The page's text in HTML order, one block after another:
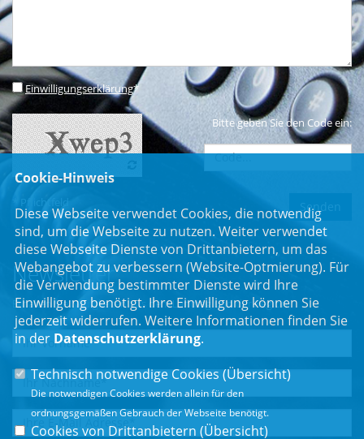
Einwilligungserklärung*
Bitte geben Sie den Code ein:
* Pflichtfeld
Newsletter
Erhalten Sie Neuigkeiten aus dem Landtag und der Region.
Cookie-Hinweis
Diese Webseite verwendet Cookies, die notwendig
sind, um die Webseite zu nutzen. Weiter verwendet
diese Webseite Dienste von Drittanbietern, um das
Webangebot zu verbessern (Website-Optmierung). Für
die Verwendung bestimmter Dienste wird Ihre
Einwilligung benötigt. Ihre Einwilligung können Sie
jederzeit widerrufen. Weitere Informationen finden Sie
in der Datenschutzerklärung.
Technisch notwendige Cookies (Übersicht)
Die notwendigen Cookies werden allein für den
ordnungsgemäßen Gebrauch der Webseite benötigt.
Cookies von Drittanbietern (Übersicht)